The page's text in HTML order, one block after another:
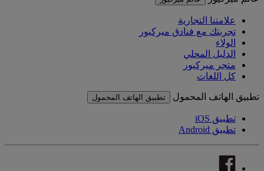
علامتنا التجارية
تجربتك مع فنادق ميركيور
الولاء
الدليل المحلي
متجر ميركيور
كل اللغات
تطبيق الهاتف المحمول تطبيق الهاتف المحمول
تطبيق iOS
تطبيق Android